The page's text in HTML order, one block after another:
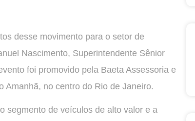
desse movimento para o setor de
Nascimento, Superintendente Sênior
foi promovido pela Baeta Assessoria e
Amanhã, no centro do Rio de Janeiro.
segmento de veículos de alto valor e a